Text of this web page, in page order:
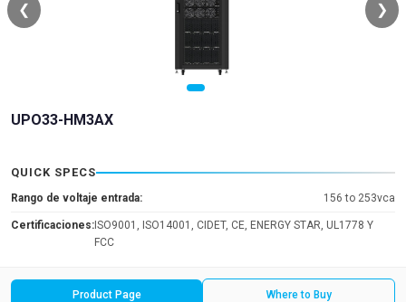
❮ ❯
UPO33-HM3AX
QUICK SPECS
Rango de voltaje entrada: 156 to 253vca
Certificaciones: ISO9001, ISO14001, CIDET, CE, ENERGY STAR, UL1778 Y
FCC
Product Page Where to Buy